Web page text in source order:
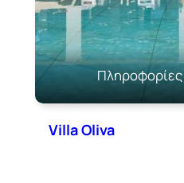
Πληροφορίες
Villa Oliva